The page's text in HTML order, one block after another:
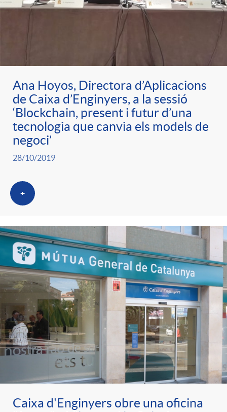
a
S
a
l
a
d
e
p
r
e
n
ó
e
r
c
a
t
e
g
o
r
e
t
n
i
d
o
A
n
c
l
a
i
c
a
d
o
d
e
c
o
n
Ana Hoyos, Directora d’Aplicacions
de Caixa d’Enginyers, a la sessió
‘Blockchain, present i futur d’una
tecnologia que canvia els models de
negoci’
28/10/2019
+
Caixa d'Enginyers obre una oficina